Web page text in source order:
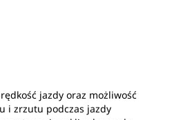
jazdy oraz możliwość
i zrzutu podczas jazdy